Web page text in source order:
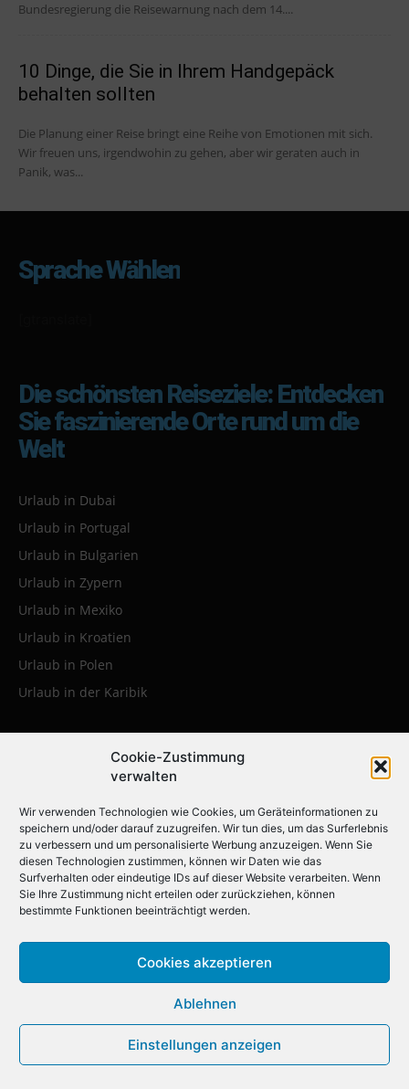
Cookie-Zustimmung
verwalten
Wir verwenden Technologien wie Cookies, um Geräteinformationen zu
speichern und/oder darauf zuzugreifen. Wir tun dies, um das Surferlebnis
zu verbessern und um personalisierte Werbung anzuzeigen. Wenn Sie
diesen Technologien zustimmen, können wir Daten wie das
Surfverhalten oder eindeutige IDs auf dieser Website verarbeiten. Wenn
Sie Ihre Zustimmung nicht erteilen oder zurückziehen, können
bestimmte Funktionen beeinträchtigt werden.
Cookies akzeptieren
Ablehnen
Einstellungen anzeigen
Bundesregierung die Reisewarnung nach dem 14....
10 Dinge, die Sie in Ihrem Handgepäck
behalten sollten
Die Planung einer Reise bringt eine Reihe von Emotionen mit sich.
Wir freuen uns, irgendwohin zu gehen, aber wir geraten auch in
Panik, was...
Sprache Wählen
Die schönsten Reiseziele: Entdecken
Sie faszinierende Orte rund um die
Welt
Urlaub in Dubai
Urlaub in Portugal
Urlaub in Bulgarien
Urlaub in Zypern
Urlaub in Mexiko
Urlaub in Kroatien
Urlaub in Polen
Urlaub in der Karibik
Die beliebtesten Städtereisen:
Erleben Sie die faszinierendsten
Metropolen weltweit
Städtereise nach Krakau
Städtereise nach London
Städtereise nach Barcelona
Städtereise nach Berlin
Städtereise nach Amsterdam
Städtereise nach New York
Städtereise nach Paris
Städtereise nach Rom